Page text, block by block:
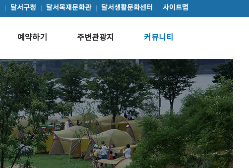
달서구청 달서목재문화관 달서생활문화센터 사이트맵
예약하기 주변관광지 커뮤니티